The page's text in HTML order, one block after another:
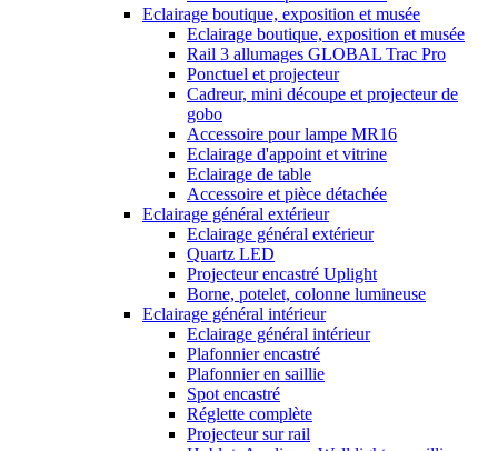
Eclairage boutique, exposition et musée
Eclairage boutique, exposition et musée
Rail 3 allumages GLOBAL Trac Pro
Ponctuel et projecteur
Cadreur, mini découpe et projecteur de
gobo
Accessoire pour lampe MR16
Eclairage d'appoint et vitrine
Eclairage de table
Accessoire et pièce détachée
Eclairage général extérieur
Eclairage général extérieur
Quartz LED
Projecteur encastré Uplight
Borne, potelet, colonne lumineuse
Eclairage général intérieur
Eclairage général intérieur
Plafonnier encastré
Plafonnier en saillie
Spot encastré
Réglette complète
Projecteur sur rail